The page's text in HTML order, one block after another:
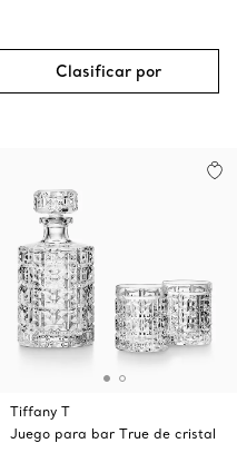
Clasificar por
Tiffany T
Juego para bar True de cristal